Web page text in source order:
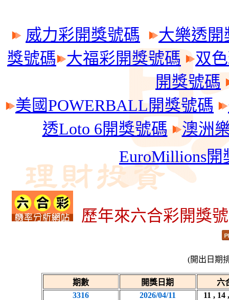
威力彩開獎號碼
大樂透開
獎號碼
大福彩開獎號碼
双
開獎號碼
美國POWERBALL開獎號碼
透Loto 6開獎號碼
澳洲
EuroMillions開
歷年來六合彩開獎
(開出日期
期數 開獎日期
六
3316
2026/04/11
11 ,